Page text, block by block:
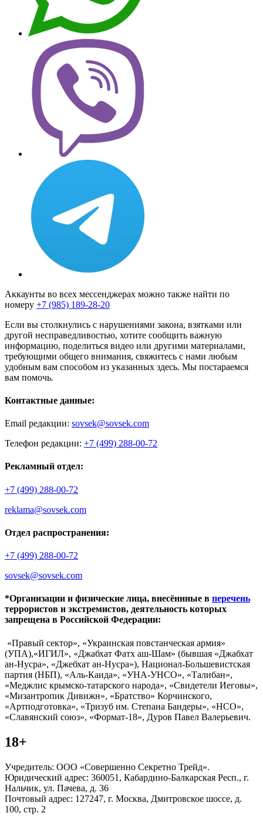
Аккаунты во всех мессенджерах можно также найти по
номеру +7 (985) 189-28-20
Если вы столкнулись с нарушениями закона, взятками или
другой несправедливостью, хотите сообщить важную
информацию, поделиться видео или другими материалами,
требующими общего внимания, свяжитесь с нами любым
удобным вам способом из указанных здесь. Мы постараемся
вам помочь.
Контактные данные:
Email редакции: sovsek@sovsek.com
Телефон редакции: +7 (499) 288-00-72
Рекламный отдел:
+7 (499) 288-00-72
reklama@sovsek.com
Отдел распространения:
+7 (499) 288-00-72
sovsek@sovsek.com
*Организации и физические лица, внесённные в перечень
террористов и экстремистов, деятельность которых
запрещена в Российской Федерации:
«Правый сектор», «Украинская повстанческая армия»
(УПА),«ИГИЛ», «Джабхат Фатх аш-Шам» (бывшая «Джабхат
ан-Нусра», «Джебхат ан-Нусра»), Национал-Большевистская
партия (НБП), «Аль-Каида», «УНА-УНСО», «Талибан»,
«Меджлис крымско-татарского народа», «Свидетели Иеговы»,
«Мизантропик Дивижн», «Братство» Корчинского,
«Артподготовка», «Тризуб им. Степана Бандеры», «НСО»,
«Славянский союз», «Формат-18», Дуров Павел Валерьевич.
18+
Учредитель: ООО «Совершенно Секретно Трейд».
Юридический адрес: 360051, Кабардино-Балкарская Респ., г.
Нальчик, ул. Пачева, д. 36
Почтовый адрес: 127247, г. Москва, Дмитровское шоссе, д.
100, стр. 2